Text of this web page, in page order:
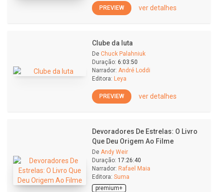
PREVIEW ver detalhes
Clube da luta
De Chuck Palahniuk
Duração: 6:03:50
Narrador: André Loddi
Editora: Leya
PREVIEW ver detalhes
Devoradores De Estrelas: O Livro
Que Deu Origem Ao Filme
De Andy Weir
Duração: 17:26:40
Narrador: Rafael Maia
Editora: Suma
premium+